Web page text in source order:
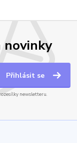
novinky
Přihlásit se
newsletteru.